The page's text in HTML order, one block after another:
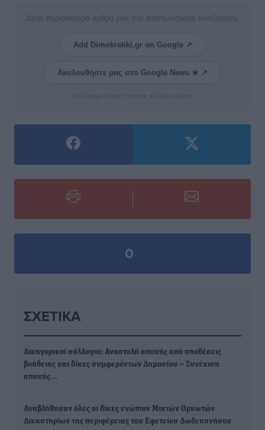
Δείτε περισσότερα άρθρα μας στα αποτελέσματα αναζήτησης
Add Dimokratiki.gr on Google ↗
Ακολουθήστε μας στο Google News ★ ↗
0
ΣΧΕΤΙΚΆ
Δικηγορικοί σύλλογοι: Αναστολή αποχής από υποθέσεις
βοήθειας και δίκες συμφερόντων Δημοσίου – Συνέχιση
αποχής…
Αναβλήθηκαν όλες οι δίκες ενώπιον Μικτών Ορκωτών
Δικαστηρίων της περιφέρειας του Εφετείου Δωδεκανήσου